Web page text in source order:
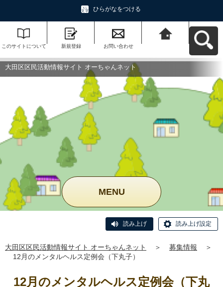
ひらがなをつける
このサイトについて 新規登録 お問い合わせ
ットへ戻る
大田区区民活動情報サイト オーちゃんネット
MENU
読み上げ 読み上げ設定
大田区区民活動情報サイト オーちゃんネット ＞ 募集情報
＞
12月のメンタルヘルス定例会（下丸子）
12月のメンタルヘルス定例会（下丸